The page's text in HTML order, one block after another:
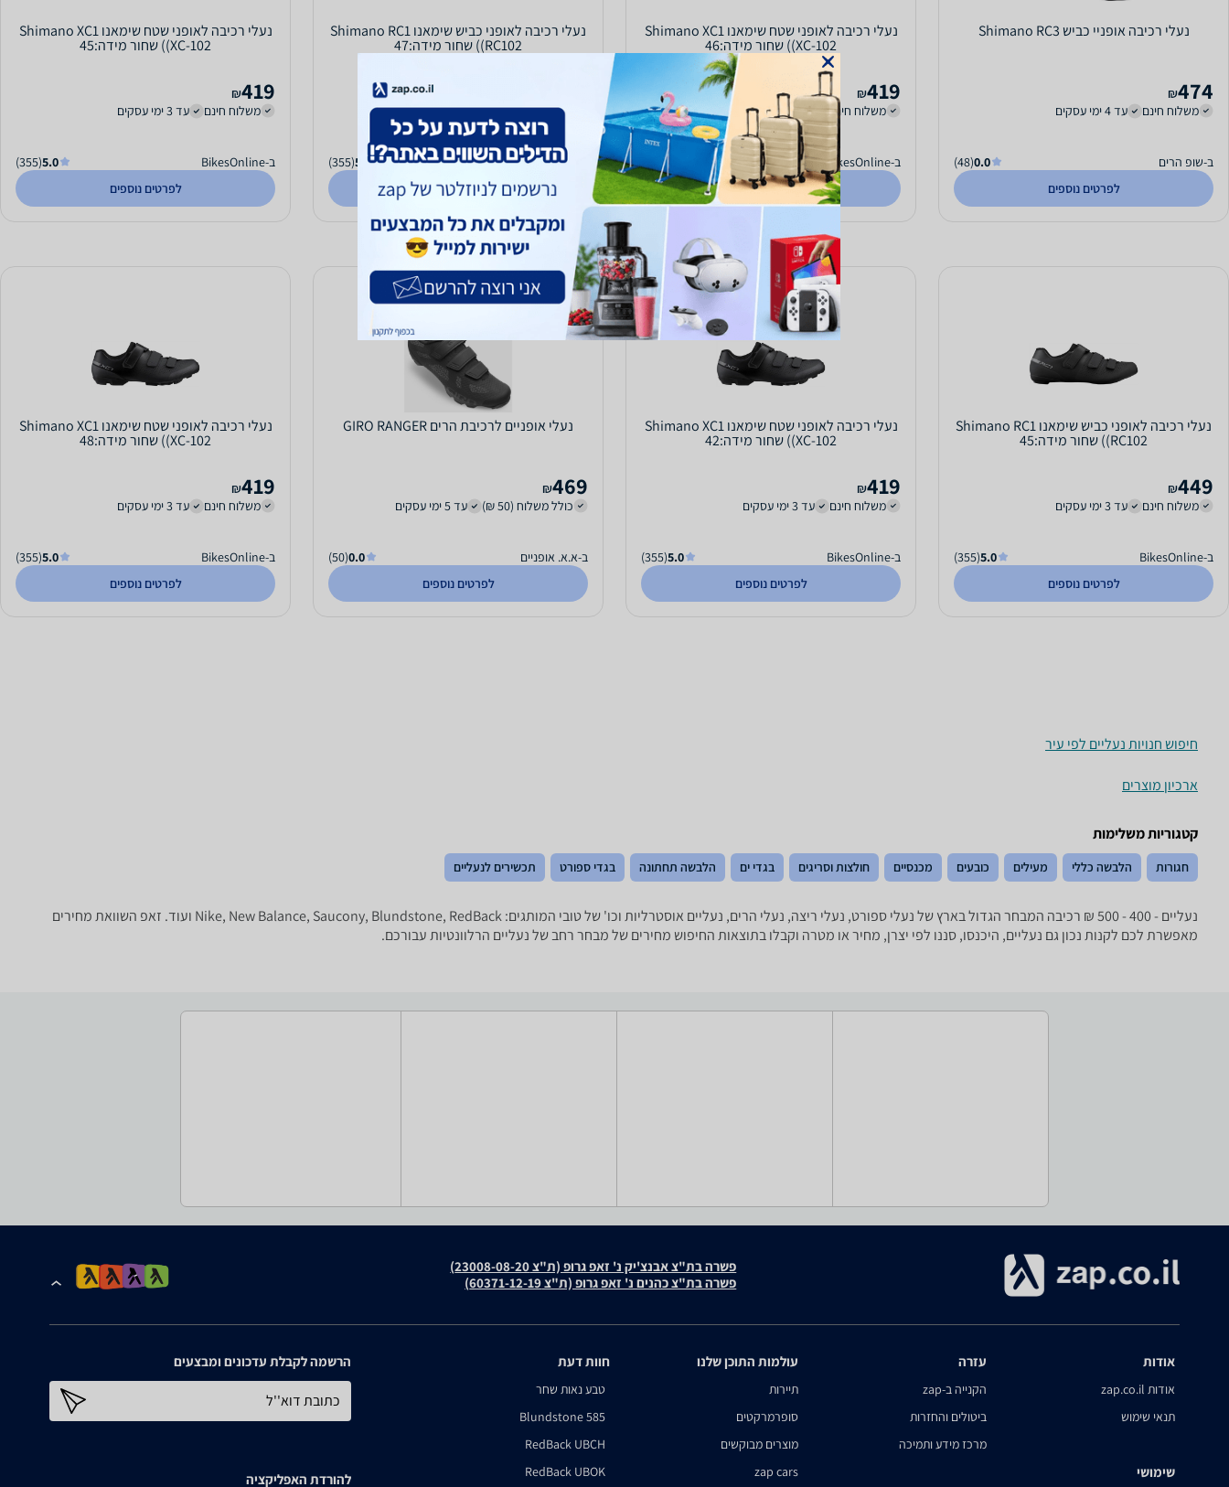
נעלי רכיבה אופניי כביש Shimano RC3
474
₪
משלוח חינם
עד 4 ימי עסקים
ב-שופ הרים 0.0
(48)
לפרטים נוספים
נעלי רכיבה לאופני שטח שימאנו Shimano XC1
(XC-102) שחור מידה:46
419
₪
משלוח חינם
עד 3 ימי עסקים
ב-BikesOnline 5.0
(355)
לפרטים נוספים
נעלי רכיבה לאופני כביש שימאנו Shimano RC1
(RC102) שחור מידה:47
משלוח חינם
עד 3 ימי עסקים
5.0
(355)
לפרטים נוספים
נעלי רכיבה לאופני שטח שימאנו Shimano XC1
(XC-102) שחור מידה:45
419
₪
משלוח חינם
עד 3 ימי עסקים
ב-BikesOnline 5.0
(355)
לפרטים נוספים
נעלי רכיבה לאופני כביש שימאנו Shimano RC1
(RC102) שחור מידה:45
449
₪
משלוח חינם
עד 3 ימי עסקים
ב-BikesOnline 5.0
(355)
לפרטים נוספים
נעלי רכיבה לאופני שטח שימאנו Shimano XC1
(XC-102) שחור מידה:42
419
₪
משלוח חינם
עד 3 ימי עסקים
ב-BikesOnline 5.0
(355)
לפרטים נוספים
נעלי אופניים לרכיבת הרים GIRO RANGER
469
₪
כולל משלוח (50 ₪)
עד 5 ימי עסקים
ב-א.א. אופניים 0.0
(50)
לפרטים נוספים
נעלי רכיבה לאופני שטח שימאנו Shimano XC1
(XC-102) שחור מידה:48
419
₪
משלוח חינם
עד 3 ימי עסקים
ב-BikesOnline 5.0
(355)
לפרטים נוספים
חיפוש חנויות נעליים לפי עיר
ארכיון מוצרים
קטגוריות משלימות
חגורות הלבשה כללי מעילים כובעים מכנסיים חולצות וסריגים בגדי ים הלבשה תחתונה בגדי ספורט תכשירים לנעליים
נעליים - ‏400 - 500 ‏₪ ‏רכיבה המבחר הגדול בארץ של נעלי ספורט, נעלי ריצה, נעלי הרים, נעליים אוסטרליות וכו' של טובי המותגים: Nike, New Balance, Saucony, Blundstone, RedBack ועוד. זאפ השוואת מחירים
מאפשרת לכם לקנות נכון גם נעליים, היכנסו, סננו לפי יצרן, מחיר או מטרה וקבלו בתוצאות החיפוש מחירים של מבחר רחב של נעליים הרלוונטיות עבורכם.
פשרה בת"צ אבנצ'יק נ' זאפ גרופ (ת"צ 23008-08-20)
פשרה בת"צ כהנים נ' זאפ גרופ (ת"צ 60371-12-19)
אודות
אודות zap.co.il
תנאי שימוש
שימושי
עזרה
הקנייה ב-zap
ביטולים והחזרות
מרכז מידע ותמיכה
עולמות התוכן שלנו
תיירות
סופרמרקטים
מוצרים מבוקשים
zap cars
חוות דעת
טבע נאות שחר
Blundstone 585
RedBack UBCH
RedBack UBOK
הרשמה לקבלת עדכונים ומבצעים
כתובת דוא''ל
להורדת האפליקציה